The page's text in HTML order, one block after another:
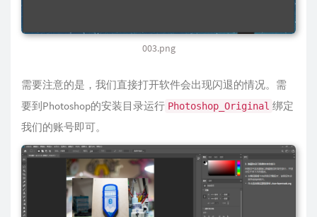
003.png
需要注意的是，我们直接打开软件会出现闪退的情况。需
要到Photoshop的安装目录运行 Photoshop_Original 绑定
我们的账号即可。